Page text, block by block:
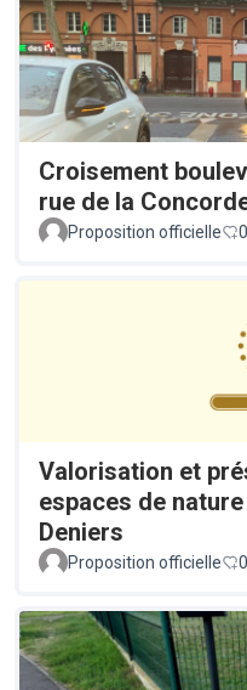
Croisement
rue de la
Proposition officielle 0
Valorisation et
espaces de
Deniers
Proposition officielle 0